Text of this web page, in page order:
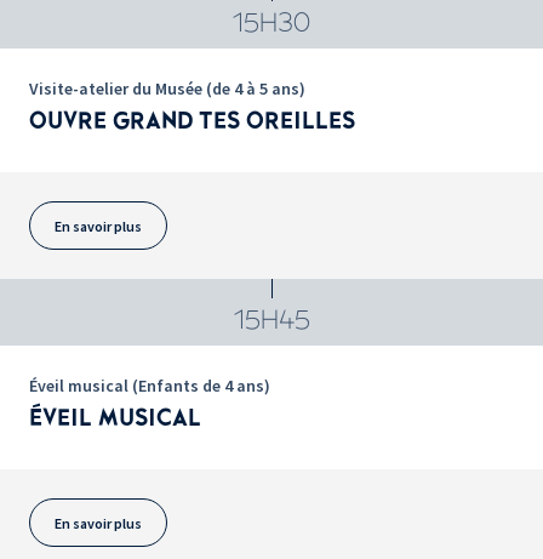
15H30
Visite-atelier du Musée (de 4 à 5 ans)
OUVRE GRAND TES OREILLES
En savoir plus
15H45
Éveil musical (Enfants de 4 ans)
ÉVEIL MUSICAL
En savoir plus